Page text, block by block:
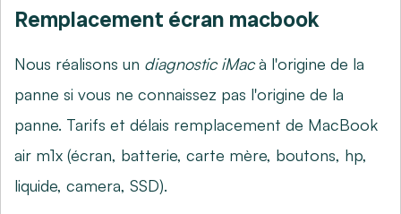
Remplacement écran macbook
Nous réalisons un diagnostic iMacà l'origine de la
panne si vous ne connaissez pas l'origine de la
panne. Tarifs et délais remplacement de MacBook
air m1x (écran, batterie, carte mère, boutons, hp,
liquide, camera, SSD).